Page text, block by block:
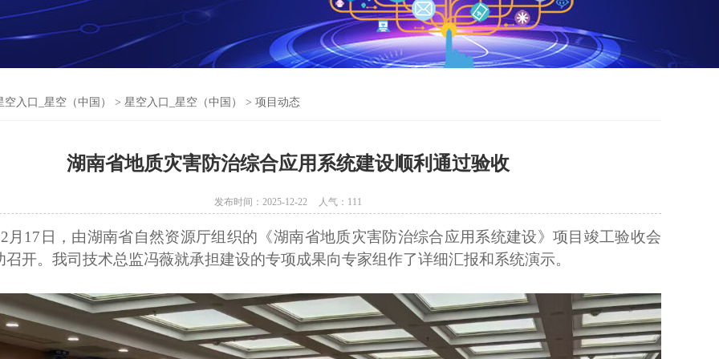
空入口_星空（中国） > 星空入口_星空（中国） > 项目动态
湖南省地质灾害防治综合应用系统建设顺利通过验收
发布时间：2025-12-22 人气： 111
月17日，由湖南省自然资源厅组织的《湖南省地质灾害防治综合应用系统建设》项目竣工验收会
召开。我司技术总监冯薇就承担建设的专项成果向专家组作了详细汇报和系统演示。